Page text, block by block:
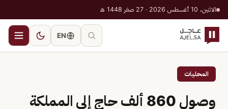
الاثنين، 10 أغسطس 2026 · 27 صفر 1448 هـ
EN
المحليات
وصول 860 ألف حاج إلى المملكة